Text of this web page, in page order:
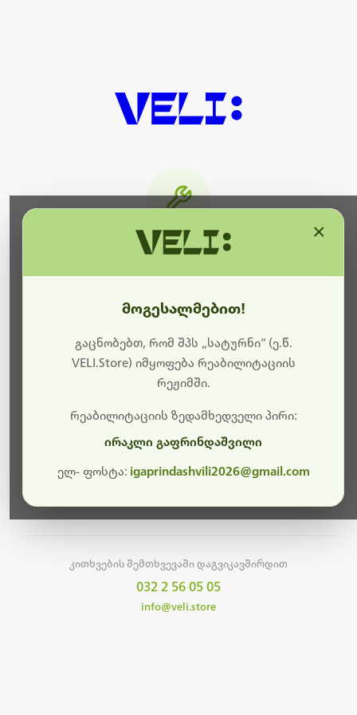
ბოდიშს გიხდით შეფერხებისთვის. ამჟამად
მიმდინარეობს საიტის განახლება და ტექნიკური
სამუშაოები.
მალე ისევ ხელმისაწვდომი იქნება. გმადლობთ
კითხვების შემთხვევაში დაგვიკავშირდით
032 2 56 05 05
info@veli.store
მოგესალმებით!
გაცნობებთ, რომ შპს „სატურნი“ (ე.წ.
VELI.Store) იმყოფება რეაბილიტაციის
რეჟიმში.
რეაბილიტაციის ზედამხედველი პირი:
ირაკლი გაფრინდაშვილი
ელ- ფოსტა: igaprindashvili2026@gmail.com
×